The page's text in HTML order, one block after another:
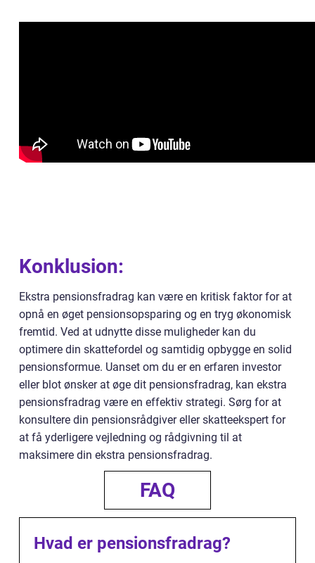
Konklusion:
Ekstra pensionsfradrag kan være en kritisk faktor for at
opnå en øget pensionsopsparing og en tryg økonomisk
fremtid. Ved at udnytte disse muligheder kan du
optimere din skattefordel og samtidig opbygge en solid
pensionsformue. Uanset om du er en erfaren investor
eller blot ønsker at øge dit pensionsfradrag, kan ekstra
pensionsfradrag være en effektiv strategi. Sørg for at
konsultere din pensionsrådgiver eller skatteekspert for
at få yderligere vejledning og rådgivning til at
maksimere din ekstra pensionsfradrag.
FAQ
Hvad er pensionsfradrag?